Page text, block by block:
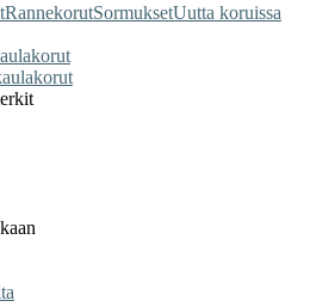
RannekorutSormuksetUutta koruissa